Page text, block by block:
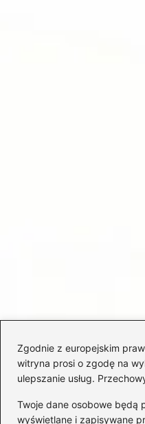
Zgodnie z europejskim
witryna prosi o zgodę na
ulepszanie usług.
Twoje dane osobowe będą
wyświetlane i zapisywane